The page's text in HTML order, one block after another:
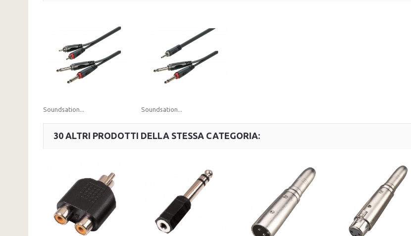
Soundsation... Soundsation...
30 ALTRI PRODOTTI DELLA STESSA CATEGORIA: